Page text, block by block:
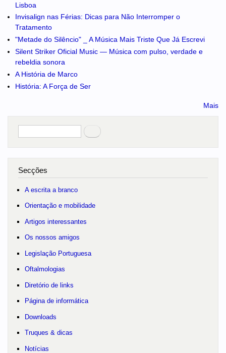
Lisboa
Invisalign nas Férias: Dicas para Não Interromper o
Tratamento
"Metade do Silêncio" _ A Música Mais Triste Que Já Escrevi
Silent Striker Oficial Music — Música com pulso, verdade e
rebeldia sonora
A História de Marco
História: A Força de Ser
Mais
Pesquisar
no portal
Secções
A escrita a branco
Orientação e mobilidade
Artigos interessantes
Os nossos amigos
Legislação Portuguesa
Oftalmologias
Diretório de links
Página de informática
Downloads
Truques & dicas
Notícias